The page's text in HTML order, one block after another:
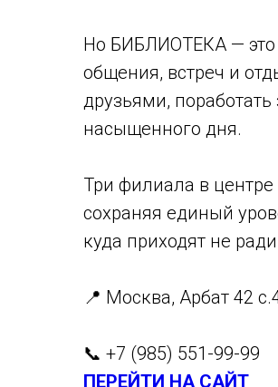
Но БИБЛИОТЕКА — это
общения, встреч и
друзьями,
насыщенного дня.
Три филиала в
сохраняя единый
куда приходят не
📍 Москва, Арбат 42
📞 +7 (985) 551-99-99
ПЕРЕЙТИ НА САЙТ